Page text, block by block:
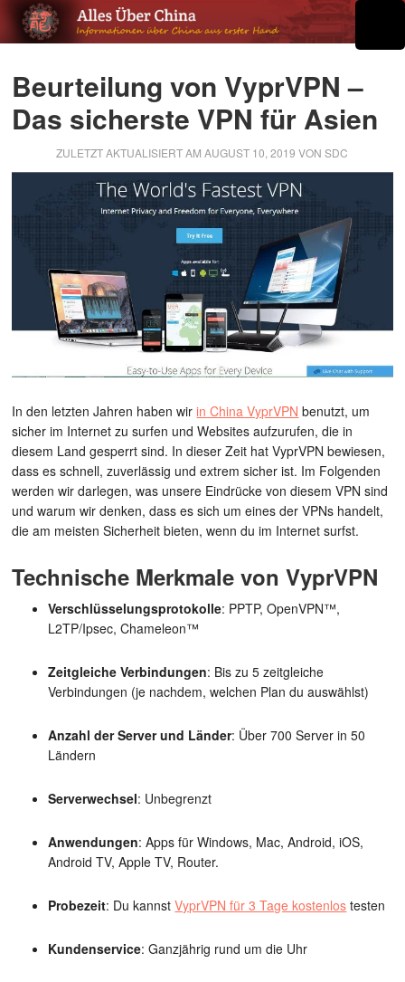
Beurteilung von VyprVPN –
Das sicherste VPN für Asien
ZULETZT AKTUALISIERT AMAUGUST 10, 2019 VONSDC
In den letzten Jahren haben wirin China VyprVPN benutzt, um
sicher im Internet zu surfen und Websites aufzurufen, die in
diesem Land gesperrt sind. In dieser Zeit hat VyprVPN bewiesen,
dass es schnell, zuverlässig und extrem sicher ist. Im Folgenden
werden wir darlegen, was unsere Eindrücke von diesem VPN sind
und warum wir denken, dass es sich um eines der VPNs handelt,
die am meisten Sicherheit bieten, wenn du im Internet surfst.
Technische Merkmale von VyprVPN
Verschlüsselungsprotokolle: PPTP, OpenVPN™,
L2TP/Ipsec, Chameleon™
Zeitgleiche Verbindungen: Bis zu 5 zeitgleiche
Verbindungen (je nachdem, welchen Plan du auswählst)
Anzahl der Server und Länder: Über 700 Server in 50
Ländern
Serverwechsel: Unbegrenzt
Anwendungen: Apps für Windows, Mac, Android, iOS,
Android TV, Apple TV, Router.
Probezeit: Du kannstVyprVPN für 3 Tage kostenlos testen
Kundenservice: Ganzjährig rund um die Uhr